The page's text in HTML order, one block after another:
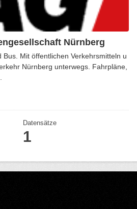
Nürnberg
Mit öffentlichen Verkehrsmitteln u
Nürnberg unterwegs. Fahrpläne,
Datensätze
1